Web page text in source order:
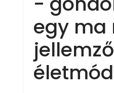
egy ma
jellemző